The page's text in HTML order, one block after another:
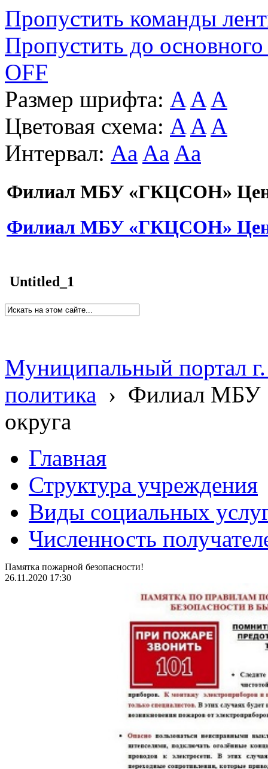
Пропустить команды
Пропустить до основного
OFF
Размер шрифта: A A A
Цветовая схема: A A A
Интервал: Aa Aa Aa
Филиал МБУ «ГКЦСОН»
Филиал МБУ «ГКЦСОН»
Untitled_1
Муниципальный портал
политика › Филиал МБУ
округа
Главная
Структура учреждения
Виды социальных
Численность
Памятка пожарной безопасности!
26.11.2020 17:30